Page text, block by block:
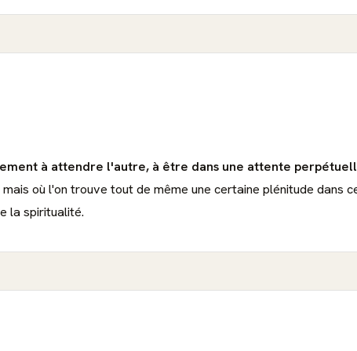
à attendre l'autre, à être dans une attente
où l'on trouve tout de même une certaine plénitude dans
la spiritualité.